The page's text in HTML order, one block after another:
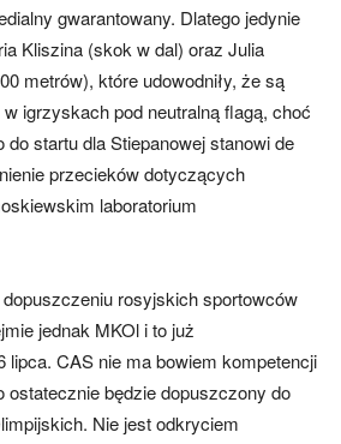
gwarantowany. Dlatego jedynie
Kliszina (skok w dal) oraz Julia
metrów), które udowodniły, że są
igrzyskach pod neutralną flagą, choć
do startu dla Stiepanowej stanowi de
przecieków dotyczących
laboratorium
rosyjskich sportowców
jednak MKOl i to już
lipca. CAS nie ma bowiem kompetencji
ostatecznie będzie dopuszczony do
Nie jest odkryciem